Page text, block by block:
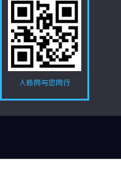
人脉网与您同行